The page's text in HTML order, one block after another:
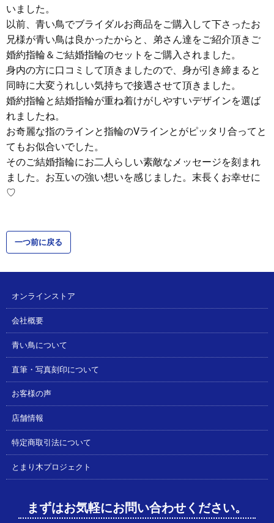
いました。
以前、青い鳥でブライダルお商品をご購入して下さったお
兄様が青い鳥は良かったからと、弟さん達をご紹介頂きご
婚約指輪＆ご結婚指輪のセットをご購入されました。
身内の方に口コミして頂きましたので、身が引き締まると
同時に大変うれしい気持ちで接遇させて頂きました。
婚約指輪と結婚指輪が重ね着けがしやすいデザインを選ば
れましたね。
お奇麗な指のラインと指輪のVラインとがピッタリ合ってと
てもお似合いでした。
そのご結婚指輪にお二人らしい素敵なメッセージを刻まれ
ました。お互いの強い想いを感じました。末長くお幸せに
♡
一つ前に戻る
オンラインストア
会社概要
青い鳥について
直筆・写真刻印について
お客様の声
店舗情報
特定商取引法について
とまり木プロジェクト
まずはお気軽にお問い合わせください。